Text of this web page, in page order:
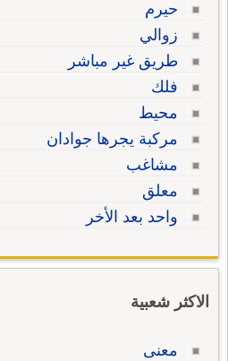
حيرم
زوالي
طريق غير مباشر
فلك
محيط
مركبة يجرها جوادان
مشاغب
معلق
واحد بعد الأخر
الاكثر شعبية
معنى